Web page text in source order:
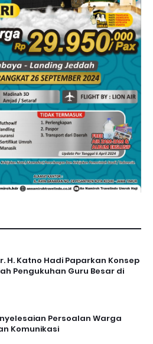
H. Katno Hadi Paparkan Konsep
Pengukuhan Guru Besar di
Persoalan Warga
Komunikasi